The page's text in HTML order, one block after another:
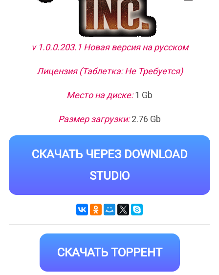
v 1.0.0.203.1 Новая версия на русском
Лицензия (Таблетка: Не Требуется)
Место на диске:1 Gb
Размер загрузки:2.76 Gb
СКАЧАТЬ ЧЕРЕЗ DOWNLOAD
STUDIO
СКАЧАТЬ ТОРРЕНТ